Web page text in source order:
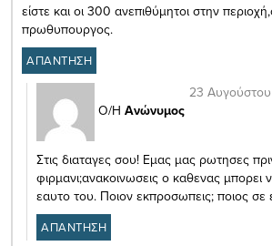
είστε και οι 300 ανεπιθύμητοι στην
πρωθυπουργος.
ΑΠΑΝΤΗΣΗ
Ο/Η Ανώνυμος
23 Αυγούστου
Στις διαταγες σου! Εμας μας ρωτησες
φιρμανι;ανακοινωσεις ο καθενας μπορει
εαυτο του. Ποιον εκπροσωπεις; ποιος σε
ΑΠΑΝΤΗΣΗ